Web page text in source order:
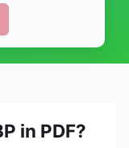
in PDF?